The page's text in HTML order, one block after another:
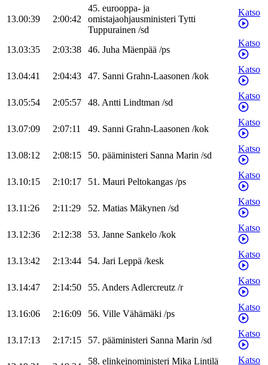
13.00:39 2:00:42
45. eurooppa- ja
omistajaohjausministeri Tytti
Tuppurainen /sd
Katso
13.03:35 2:03:38 46. Juha Mäenpää /ps
Katso
13.04:41 2:04:43 47. Sanni Grahn-Laasonen /kok
Katso
13.05:54 2:05:57 48. Antti Lindtman /sd
Katso
13.07:09 2:07:11 49. Sanni Grahn-Laasonen /kok
Katso
13.08:12 2:08:15 50. pääministeri Sanna Marin /sd
Katso
13.10:15 2:10:17 51. Mauri Peltokangas /ps
Katso
13.11:26 2:11:29 52. Matias Mäkynen /sd
Katso
13.12:36 2:12:38 53. Janne Sankelo /kok
Katso
13.13:42 2:13:44 54. Jari Leppä /kesk
Katso
13.14:47 2:14:50 55. AndersAdlercreutz /r
Katso
13.16:06 2:16:09 56. Ville Vähämäki /ps
Katso
13.17:13 2:17:15 57. pääministeri Sanna Marin /sd
Katso
58. elinkeinoministeri Mika Lintilä Katso